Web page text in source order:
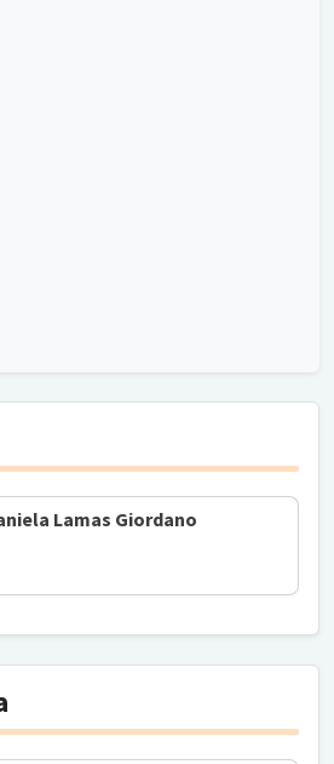
Lamas Giordano